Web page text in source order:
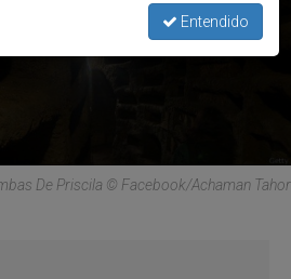
De Priscila © Facebook/Achaman Tahor
Entendido